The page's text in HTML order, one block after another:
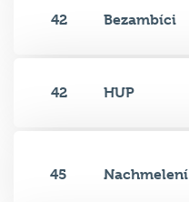
42 Bezambíci
42 HUP
45 Nachmelení